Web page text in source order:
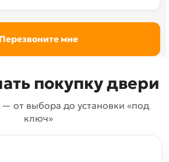
покупку двери
от выбора до установки «под
ключ»